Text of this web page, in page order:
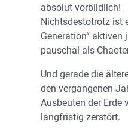
absolut vorbildlich!
Nichtsdestotrotz ist
Generation“ aktiven
pauschal als
Und gerade die
den vergangenen
Ausbeuten der Erde
langfristig zerstört.